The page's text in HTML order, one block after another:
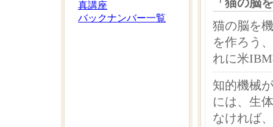
真講座
バックナンバー一覧
猫の脳を
を作ろう
れに米
知的機械
には、生
なければ